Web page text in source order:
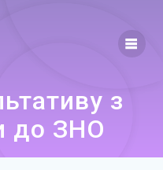
з
до ЗНО